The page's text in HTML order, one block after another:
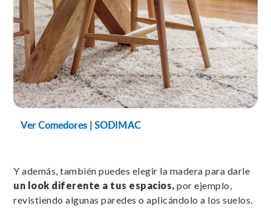
Ver Comedores | SODIMAC
Y además, también puedes elegir la madera para darle
un look diferente a tus espacios, por ejemplo,
revistiendo algunas paredes o aplicándolo a los suelos.